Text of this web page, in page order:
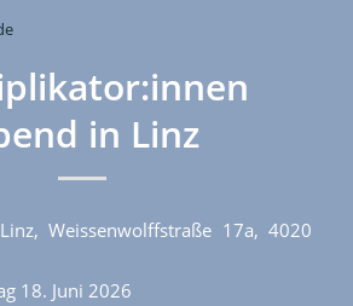
in Linz
Weissenwolffstraße 17a, 4020
18. Juni 2026